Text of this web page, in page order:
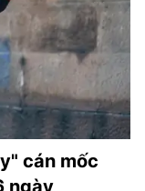
cán mốc
ngày